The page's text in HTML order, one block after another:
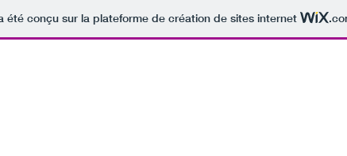
été conçu sur la plateforme de création de sites internet